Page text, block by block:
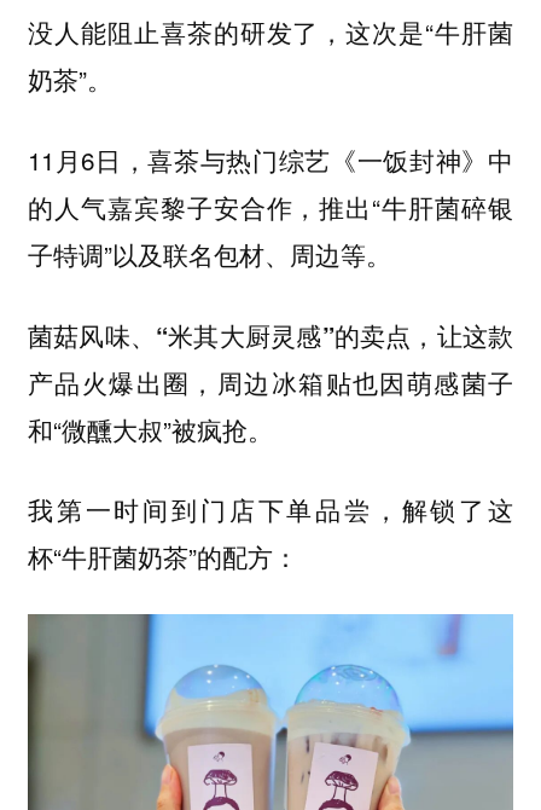
没人能阻止喜茶的研发了，这次是“牛肝菌
奶茶”。
11月6日，喜茶与热门综艺《一饭封神》中
的人气嘉宾黎子安合作，推出“牛肝菌碎银
子特调”以及联名包材、周边等。
菌菇风味、“米其大厨灵感”的卖点，让这款
产品火爆出圈 ，周边冰箱贴也因萌感菌子
和“微醺大叔”被疯抢。
我第一时间到门店下单品尝，解锁了这
杯“牛肝菌奶茶”的配方：